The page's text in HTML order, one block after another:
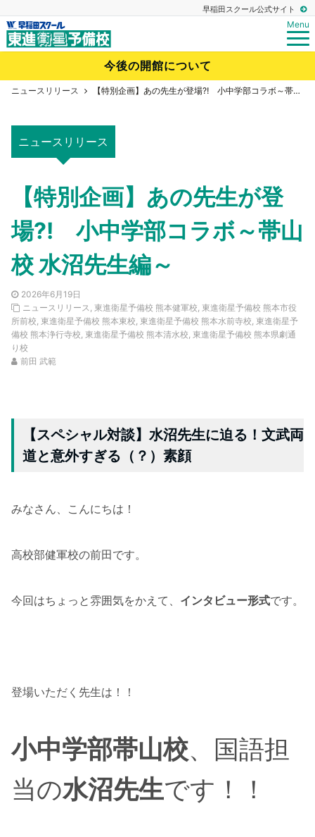
早稲田スクール公式サイト
Menu
今後の開館について
ニュースリリース 【特別企画】あの先生が登場⁈ 小中学部コラボ～帯山校 水沼先生編～
ニュースリリース
【特別企画】あの先生が登
場⁈ 小中学部コラボ～帯山
校 水沼先生編～
2026年6月19日
ニュースリリース, 東進衛星予備校 熊本健軍校, 東進衛星予備校 熊本市役
所前校, 東進衛星予備校 熊本東校, 東進衛星予備校 熊本水前寺校, 東進衛星予
備校 熊本浄行寺校, 東進衛星予備校 熊本清水校, 東進衛星予備校 熊本県劇通
り校
前田 武範
【スペシャル対談】水沼先生に迫る！文武両
道と意外すぎる（？）素顔
みなさん、こんにちは！
高校部健軍校の前田です。
今回はちょっと雰囲気をかえて、 インタビュー形式です。
登場いただく先生は！！
小中学部帯山校、国語担
当の水沼先生です！！